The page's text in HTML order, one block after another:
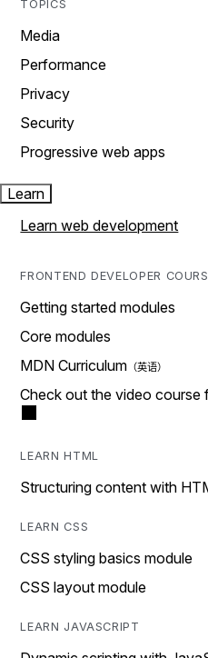
TOPICS
Media
Performance
Privacy
Security
Progressive web apps
Learn
Learn web development
FRONTEND DEVELOPER
Getting started modules
Core modules
MDN Curriculum
Check out the video course
LEARN HTML
Structuring content with
LEARN CSS
CSS styling basics module
CSS layout module
LEARN JAVASCRIPT